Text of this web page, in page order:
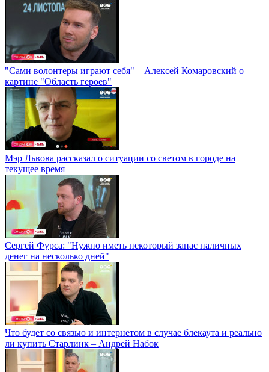
"Сами волонтеры играют себя" – Алексей Комаровский о
картине "Область героев"
Мэр Львова рассказал о ситуации со светом в городе на
текущее время
Сергей Фурса: "Нужно иметь некоторый запас наличных
денег на несколько дней"
Что будет со связью и интернетом в случае блекаута и реально
ли купить Старлинк – Андрей Набок